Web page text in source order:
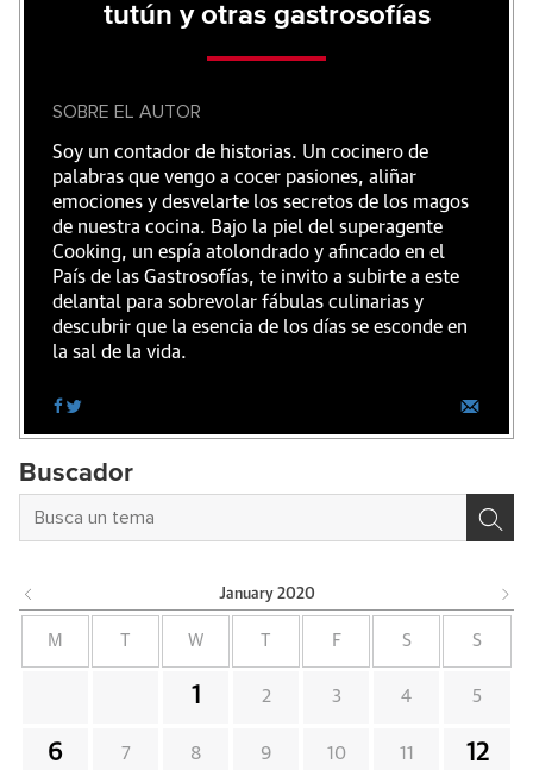
tutún y otras gastrosofías
SOBRE EL AUTOR
Soy un contador de historias. Un cocinero de
palabras que vengo a cocer pasiones, aliñar
emociones y desvelarte los secretos de los magos
de nuestra cocina. Bajo la piel del superagente
Cooking, un espía atolondrado y afincado en el
País de las Gastrosofías, te invito a subirte a este
delantal para sobrevolar fábulas culinarias y
descubrir que la esencia de los días se esconde en
la sal de la vida.
Buscador
January 2020
M W F S S
1 2 3 4 5
6 7 8 9 10 11 12